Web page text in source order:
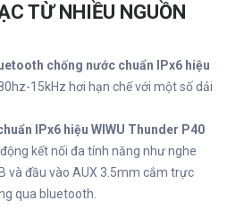
TỪ NHIỀU NGUỒN
chống nước chuẩn IPx6 hiệu
15kHz hơi hạn chế với một số dải
IPx6 hiệu WIWU Thunder P40
kết nối đa tính năng như nghe
và đầu vào AUX 3.5mm cắm trực
qua bluetooth.